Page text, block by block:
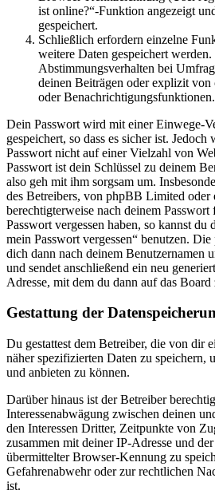
ist online?“-Funktion angezeigt
gespeichert.
Schließlich erfordern einzelne
weitere Daten gespeichert
Abstimmungsverhalten bei
deinen Beiträgen oder explizit von
oder Benachrichtigungsfunktionen.
Dein Passwort wird mit einer Einwege-
gespeichert, so dass es sicher ist.
Passwort nicht auf einer Vielzahl von
Passwort ist dein Schlüssel zu deinem
also geh mit ihm sorgsam um.
des Betreibers, von phpBB Limited oder
berechtigterweise nach deinem Passwort
Passwort vergessen haben, so kannst du
mein Passwort vergessen“ benutzen.
dich dann nach deinem Benutzernamen
und sendet anschließend ein neu
Adresse, mit dem du dann auf das
Gestattung der
Du gestattest dem Betreiber, die von dir
näher spezifizierten Daten zu speichern,
und anbieten zu können.
Darüber hinaus ist der Betreiber
Interessenabwägung zwischen deinen
den Interessen Dritter, Zeitpunkte von
zusammen mit deiner IP-Adresse und
übermittelter Browser-Kennung zu
Gefahrenabwehr oder zur rechtlichen
ist.